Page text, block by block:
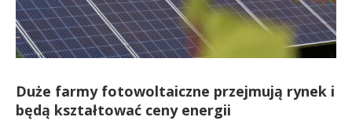
Duże farmy fotowoltaiczne przejmują rynek i
będą kształtować ceny energii